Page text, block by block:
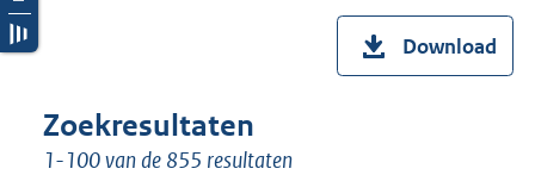
Download
Zoekresultaten
1-100 van de 855 resultaten